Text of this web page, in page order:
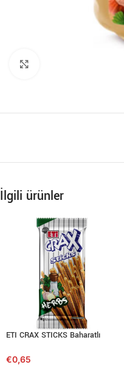
İlgili ürünler
ETI CRAX STICKS Baharatlı
€0,65